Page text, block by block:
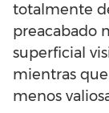
totalmente
preacabado
superficial
mientras
menos